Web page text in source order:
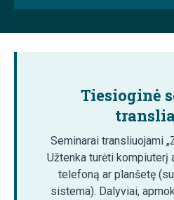
Tiesioginė
Seminarai transliuojami
Užtenka turėti kompiuterį
telefoną ar planšetę
sistema). Dalyviai,